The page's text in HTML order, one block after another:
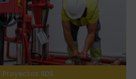
, Proyectos SDS